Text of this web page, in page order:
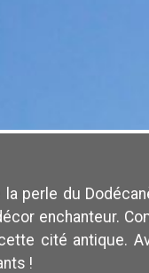
perle du
enchanteur.
cité antique.
!